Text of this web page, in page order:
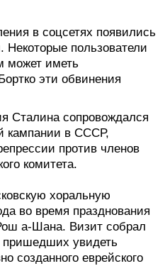
в соцсетях появились
Некоторые пользователи
может иметь
эти обвинения
Сталина сопровождался
кампании в СССР,
против членов
комитета.
хоральную
во время празднования
а-Шана. Визит собрал
пришедших увидеть
созданного еврейского